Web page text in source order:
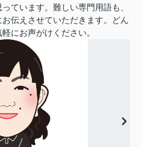
ています。難しい専門用語も、
伝えさせていただきます。どん
にお声がけください。